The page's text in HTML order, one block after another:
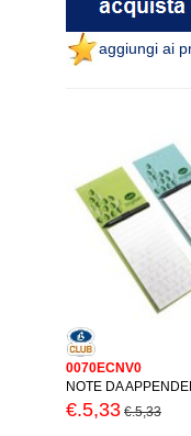
aggiungi ai
0070ECNV0
NOTE DA
€.5,33 €.5,33